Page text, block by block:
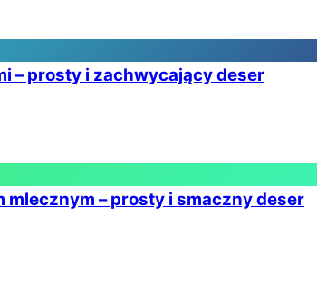
– prosty i zachwycający deser
mlecznym – prosty i smaczny deser